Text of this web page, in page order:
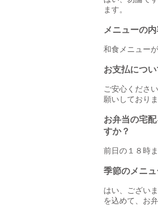
ます。
メニューの内
和食メニュー
お支払につ
ご安心くださ
願いしておりま
お弁当の宅
すか？
前日の１８時
季節のメニ
はい、ござい
を込めて、お